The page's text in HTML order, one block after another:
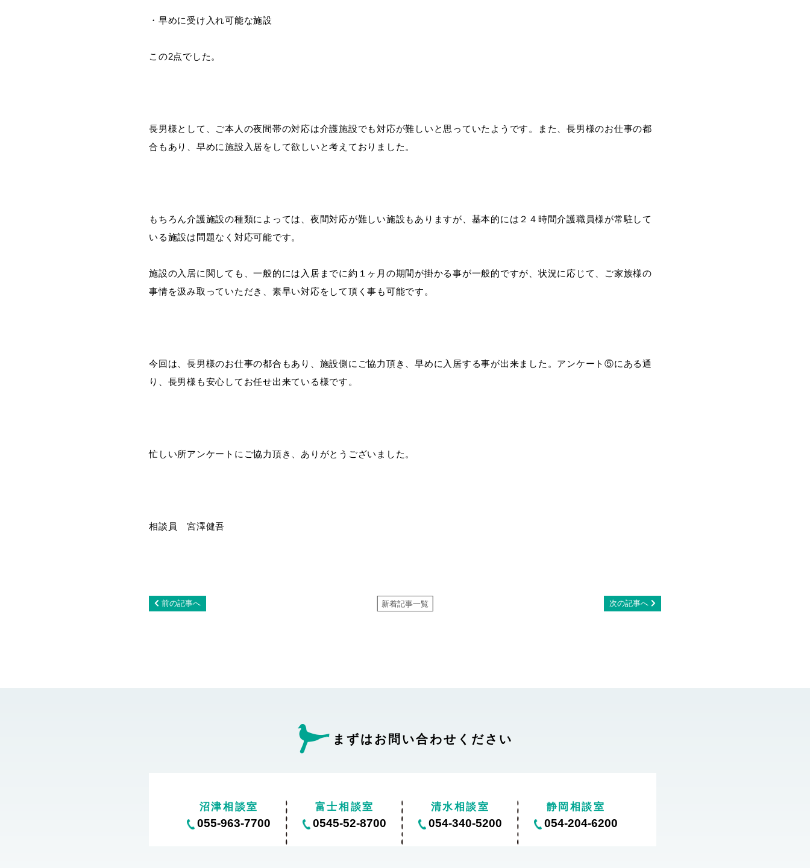
・早めに受け入れ可能な施設
この2点でした。
長男様として、ご本人の夜間帯の対応は介護施設でも対応が難しいと思っていたようです。また、長男様のお仕事の都
合もあり、早めに施設入居をして欲しいと考えておりました。
もちろん介護施設の種類によっては、夜間対応が難しい施設もありますが、基本的には２４時間介護職員様が常駐して
いる施設は問題なく対応可能です。
施設の入居に関しても、一般的には入居までに約１ヶ月の期間が掛かる事が一般的ですが、状況に応じて、ご家族様の
事情を汲み取っていただき、素早い対応をして頂く事も可能です。
今回は、長男様のお仕事の都合もあり、施設側にご協力頂き、早めに入居する事が出来ました。アンケート⑤にある通
り、長男様も安心してお任せ出来ている様です。
忙しい所アンケートにご協力頂き、ありがとうございました。
相談員 宮澤健吾
前の記事へ 次の記事へ
新着記事一覧
まずはお問い合わせ ください
沼津相談室
055-963-7700
富士相談室
0545-52-8700
清水相談室
054-340-5200
静岡相談室
054-204-6200